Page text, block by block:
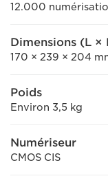
12.000
Dimensions (L ×
170 × 239 × 204
Poids
Environ 3,5 kg
Numériseur
CMOS CIS